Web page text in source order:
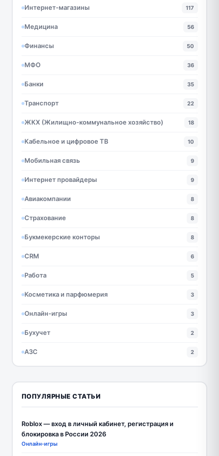
Интернет-магазины 117
Медицина 56
Финансы 50
МФО 36
Банки 35
Транспорт 22
ЖКХ (Жилищно-коммунальное хозяйство) 18
Кабельное и цифровое ТВ 10
Мобильная связь 9
Интернет провайдеры 9
Авиакомпании 8
Страхование 8
Букмекерские конторы 8
CRM 6
Работа 5
Косметика и парфюмерия 3
Онлайн-игры 3
Бухучет 2
АЗС 2
ПОПУЛЯРНЫЕ СТАТЬИ
Roblox — вход в личный кабинет, регистрация и
блокировка в России 2026
Онлайн-игры